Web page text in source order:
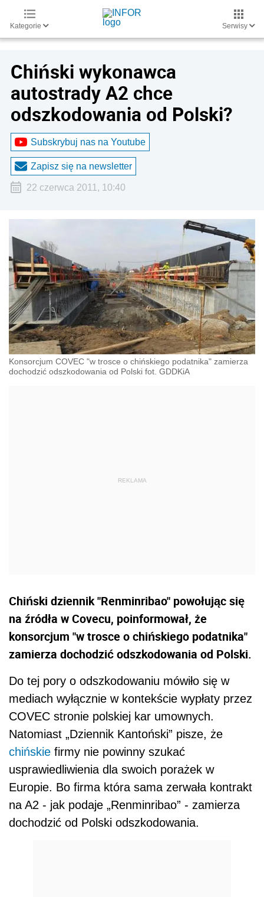
Kategorie Serwisy
Chiński wykonawca
autostrady A2 chce
odszkodowania od Polski?
Subskrybuj nas na Youtube
Zapisz się na newsletter
22 czerwca 2011, 10:40
Konsorcjum COVEC "w trosce o chińskiego podatnika" zamierza
dochodzić odszkodowania od Polski fot. GDDKiA
Chiński dziennik "Renminribao" powołując się
na źródła w Covecu, poinformował, że
konsorcjum "w trosce o chińskiego podatnika"
zamierza dochodzić odszkodowania od Polski.
Do tej pory o odszkodowaniu mówiło się w
mediach wyłącznie w kontekście wypłaty przez
COVEC stronie polskiej kar umownych.
Natomiast „Dziennik Kantoński” pisze, że
chińskie firmy nie powinny szukać
usprawiedliwienia dla swoich porażek w
Europie. Bo firma która sama zerwała kontrakt
na A2 - jak podaje „Renminribao” - zamierza
dochodzić od Polski odszkodowania.